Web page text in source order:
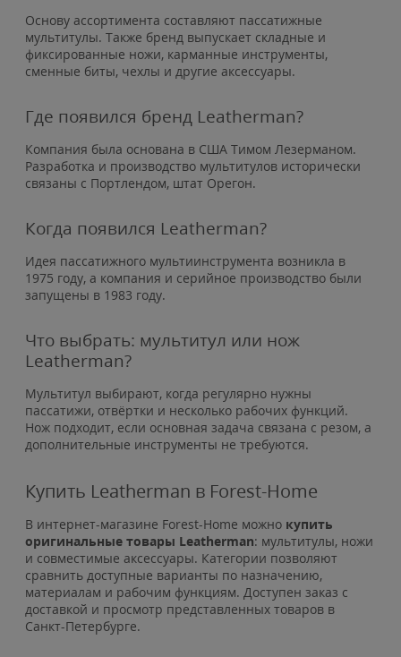
Основу ассортимента составляют пассатижные
мультитулы. Также бренд выпускает складные и
фиксированные ножи, карманные инструменты,
сменные биты, чехлы и другие аксессуары.
Где появился бренд Leatherman?
Компания была основана в США Тимом Лезерманом.
Разработка и производство мультитулов исторически
связаны с Портлендом, штат Орегон.
Когда появился Leatherman?
Идея пассатижного мультиинструмента возникла в
1975 году, а компания и серийное производство были
запущены в 1983 году.
Что выбрать: мультитул или нож
Leatherman?
Мультитул выбирают, когда регулярно нужны
пассатижи, отвёртки и несколько рабочих функций.
Нож подходит, если основная задача связана с резом, а
дополнительные инструменты не требуются.
Купить Leatherman в Forest-Home
В интернет-магазине Forest-Home можно купить
оригинальные товары Leatherman: мультитулы, ножи
и совместимые аксессуары. Категории позволяют
сравнить доступные варианты по назначению,
материалам и рабочим функциям. Доступен заказ с
доставкой и просмотр представленных товаров в
Санкт-Петербурге.